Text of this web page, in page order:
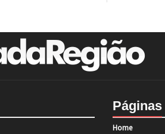
Páginas
Home